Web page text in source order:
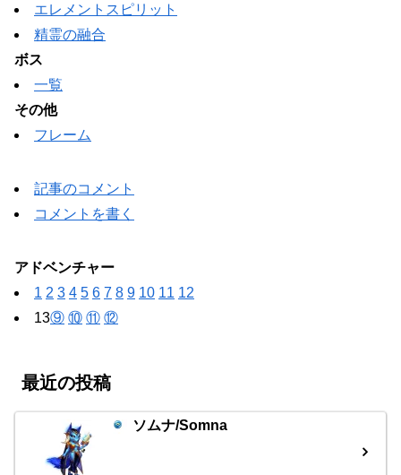
エレメントスピリット
精霊の融合
ボス
一覧
その他
フレーム
記事のコメント
コメントを書く
アドベンチャー
1 2 3 4 5 6 7 8 9 10 11 12
13⑨ ⑩ ⑪ ⑫
最近の投稿
ソムナ/Somna